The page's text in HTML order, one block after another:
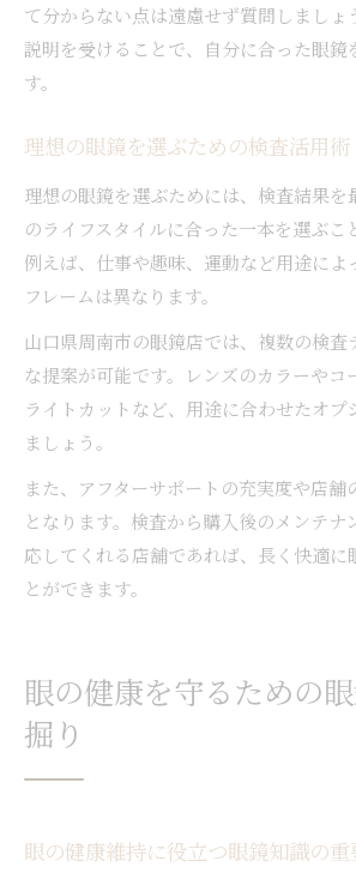
て分からない点は遠慮せず質問しましょ
説明を受けることで、自分に合った眼鏡
す。
理想の眼鏡を選ぶための検査活用術
理想の眼鏡を選ぶためには、検査結果を
のライフスタイルに合った一本を選ぶこ
例えば、仕事や趣味、運動など用途によ
フレームは異なります。
山口県周南市の眼鏡店では、複数の検査
な提案が可能です。レンズのカラーやコ
ライトカットなど、用途に合わせたオプ
ましょう。
また、アフターサポートの充実度や店舗
となります。検査から購入後のメンテナ
応してくれる店舗であれば、長く快適に
とができます。
眼の健康を守るための
掘り
眼の健康維持に役立つ眼鏡知識の重